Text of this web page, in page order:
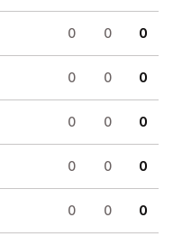
0 0 0
0 0 0
0 0 0
0 0 0
0 0 0